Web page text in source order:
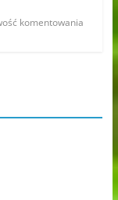
komentowania